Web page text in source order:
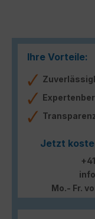
Ihre Vorteile:
Jetzt
Mo.- Fr.